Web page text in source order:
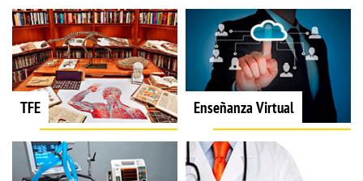
TFE Enseñanza Virtual